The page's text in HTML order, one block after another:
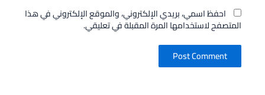
احفظ اسمي، بريدي الإلكتروني، والموقع الإلكتروني في هذا
المتصفح لاستخدامها المرة المقبلة في تعليقي.